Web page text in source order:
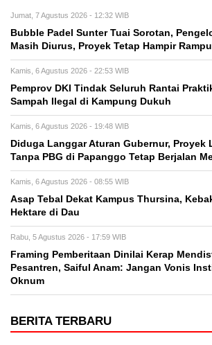
Jumat, 7 Agustus 2026 - 12:32 WIB
Bubble Padel Sunter Tuai Sorotan,
Masih Diurus, Proyek Tetap Hampir
Kamis, 6 Agustus 2026 - 22:53 WIB
Pemprov DKI Tindak Seluruh Rantai
Sampah Ilegal di Kampung Dukuh
Kamis, 6 Agustus 2026 - 19:48 WIB
Diduga Langgar Aturan Gubernur, Proyek
Tanpa PBG di Papanggo Tetap Berjalan
Kamis, 6 Agustus 2026 - 08:55 WIB
Asap Tebal Dekat Kampus Thursina,
Hektare di Dau
Rabu, 5 Agustus 2026 - 17:59 WIB
Framing Pemberitaan Dinilai Kerap
Pesantren, Saiful Anam: Jangan Vonis
Oknum
BERITA TERBARU